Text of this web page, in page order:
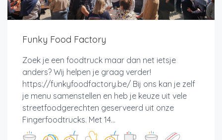
Funky Food Factory
Zoek je een foodtruck maar dan net ietsje
anders? Wij helpen je graag verder!
https://funkyfoodfactory.be/ Bij ons kan je zelf
je menu samenstellen en heb je keuze uit vele
streetfoodgerechten geserveerd uit onze
Fingerfoodtrucks. Met 14...